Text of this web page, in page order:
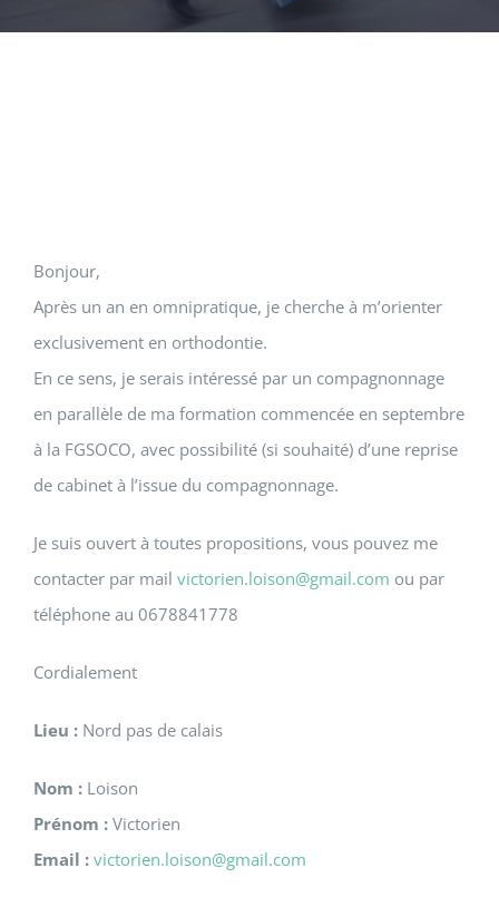
Bonjour,
Après un an en omnipratique, je cherche à m’orienter
exclusivement en orthodontie.
En ce sens, je serais intéressé par un compagnonnage
en parallèle de ma formation commencée en septembre
à la FGSOCO, avec possibilité (si souhaité) d’une reprise
de cabinet à l’issue du compagnonnage.
Je suis ouvert à toutes propositions, vous pouvez me
contacter par mail victorien.loison@gmail.com ou par
téléphone au 0678841778
Cordialement
Lieu : Nord pas de calais
Nom : Loison
Prénom : Victorien
Email : victorien.loison@gmail.com